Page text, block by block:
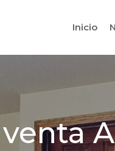
Inicio